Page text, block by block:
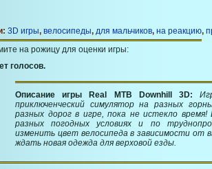
3D игры, велосипеды, для мальчиков, на реакцию,
на рожицу для оценки игры:
голосов.
Описание игры Real MTB Downhill 3D:
приключенческий симулятор на разных
разных дорог в игре, пока не истекло
разных погодных условиях и по
изменить цвет велосипеда в зависимости от
ждать новая одежда для верховой езды.